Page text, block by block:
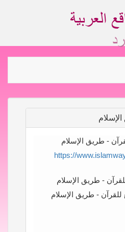
- طريق الإسلام
https://
- طريق الإسلام
للقرآن - طريق الإسلام